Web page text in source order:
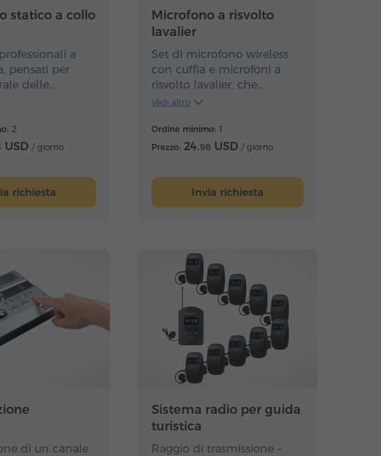
statico a collo
a
pensati per
delle
di rinforzo del
al fine di
di alta
scala.
2
USD / giorno
richiesta
Microfono a risvolto
lavalier
Set di microfono wireless
con cuffia e microfoni a
risvolto lavalier, che
consente all'utente di
l'apparecchiatura,
mantenendo la
l'interprete.
Vedi altro
Ordine minimo: 1
Prezzo: 24.98 USD / giorno
Invia richiesta
di un canale
Sistema radio per guida
turistica
Raggio di trasmissione –